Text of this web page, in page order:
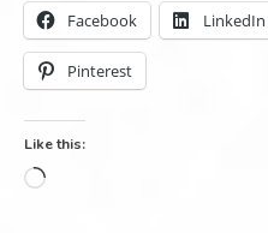
Facebook LinkedIn
Pinterest
Like this: